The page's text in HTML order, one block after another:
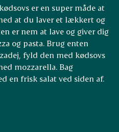
er en super måde at
at du laver et lækkert og
er nem at lave og giver dig
og pasta. Brug enten
fyld den med kødsovs
mozzarella. Bag
en frisk salat ved siden af.